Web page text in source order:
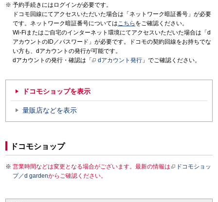
予約手続きにはログインが必要です。
ドコモ回線にてアクセスいただいた場合は「ネットワーク暗証番号」が必要
です。ネットワーク暗証番号についてはこちら をご確認ください。
Wi-Fiまたはご自宅のインターネット環境にてアクセスいただいた場合は「d
アカウントのID／パスワード」が必要です。ドコモの契約回線をお持ちでな
い方も、dアカウントの発行が可能です。
dアカウントの発行・確認は「
dアカウント発行 」でご確認ください。
ドコモショップを表示
量販店などを表示
ドコモショップ
営業時間などは変更となる場合がございます。最新の情報は
ドコモショッ
プ／d gardenからご確認ください。